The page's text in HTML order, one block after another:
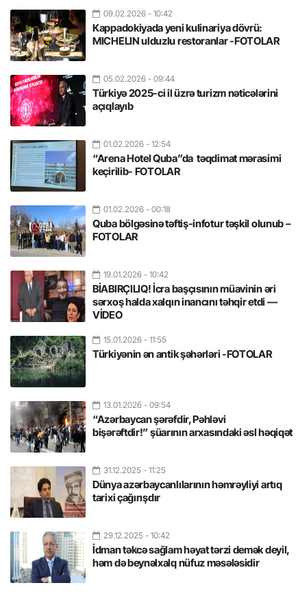
09.02.2026 - 10:42
Kappadokiyada yeni kulinariya dövrü:
MICHELIN ulduzlu restoranlar -FOTOLAR
05.02.2026 - 09:44
Türkiyə 2025-ci il üzrə turizm nəticələrini
açıqlayıb
01.02.2026 - 12:54
“Arena Hotel Quba”da təqdimat mərasimi
keçirilib- FOTOLAR
01.02.2026 - 00:18
Quba bölgəsinə təftiş-infotur təşkil olunub –
FOTOLAR
19.01.2026 - 10:42
BİABIRÇILIQ! İcra başçısının müavinin əri
sərxoş halda xalqın inancını təhqir etdi —
VİDEO
15.01.2026 - 11:55
Türkiyənin ən antik şəhərləri -FOTOLAR
13.01.2026 - 09:54
“Azərbaycan şərəfdir, Pəhləvi
bişərəftdir!” şüarının arxasındaki əsl həqiqət
31.12.2025 - 11:25
Dünya azərbaycanlılarının həmrəyliyi artıq
tarixi çağırışdır
29.12.2025 - 10:42
İdman təkcə sağlam həyat tərzi demək deyil,
həm də beynəlxalq nüfuz məsələsidir